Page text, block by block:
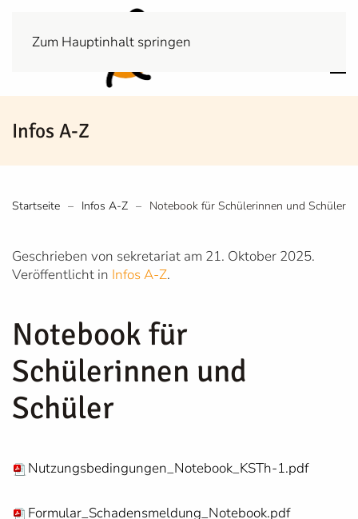
Zum Hauptinhalt springen
Infos A-Z
Startseite Infos A-Z Notebook für Schülerinnen und Schüler
Geschrieben von sekretariat am 21. Oktober 2025.
Veröffentlicht in Infos A-Z.
Notebook für
Schülerinnen und
Schüler
Nutzungsbedingungen_Notebook_KSTh-1.pdf
Formular_Schadensmeldung_Notebook.pdf